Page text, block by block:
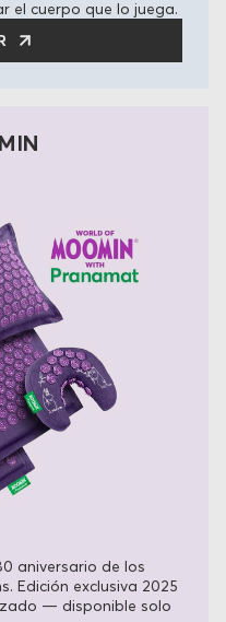
el cuerpo que lo juega.
aniversario de los
Edición exclusiva 2025
— disponible solo